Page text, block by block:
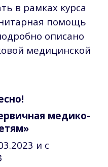
в рамках курса
помощь
описано
медицинской
медико-
и с